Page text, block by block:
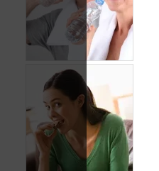
Hoofdpijn dagelijks
voorkomen